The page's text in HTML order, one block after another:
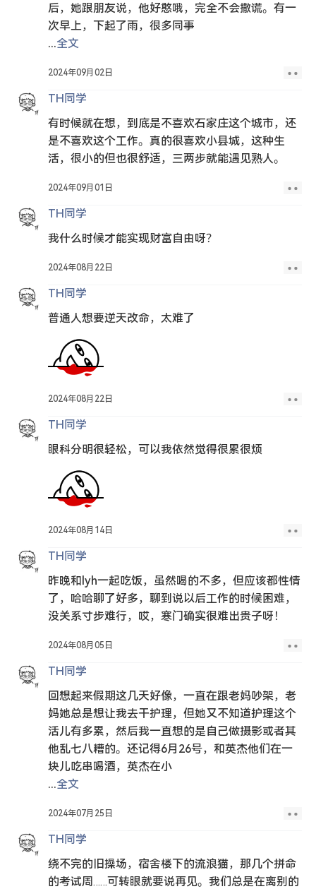
后，她跟朋友说，他好憨哦，完全不会撒谎。有一
次早上，下起了雨，很多同事
...全文
2024年09月02日
TH同学
有时候就在想，到底是不喜欢石家庄这个城市，还
是不喜欢这个工作。真的很喜欢小县城，这种生
活，很小的但也很舒适，三两步就能遇见熟人。
2024年09月01日
TH同学
我什么时候才能实现财富自由呀？
2024年08月22日
TH同学
普通人想要逆天改命，太难了
2024年08月22日
TH同学
眼科分明很轻松，可以我依然觉得很累很烦
2024年08月14日
TH同学
昨晚和lyh一起吃饭，虽然喝的不多，但应该都性情
了，哈哈聊了好多，聊到说以后工作的时候困难，
没关系寸步难行，哎，寒门确实很难出贵子呀！
2024年08月05日
TH同学
回想起来假期这几天好像，一直在跟老妈吵架，老
妈她总是想让我去干护理，但她又不知道护理这个
活儿有多累，然后我一直想的是自己做摄影或者其
他乱七八糟的。还记得6月26号，和英杰他们在一
块儿吃串喝酒，英杰在小
...全文
2024年07月25日
TH同学
绕不完的旧操场，宿舍楼下的流浪猫，那几个拼命
的考试周……可转眼就要说再见。我们总是在离别的